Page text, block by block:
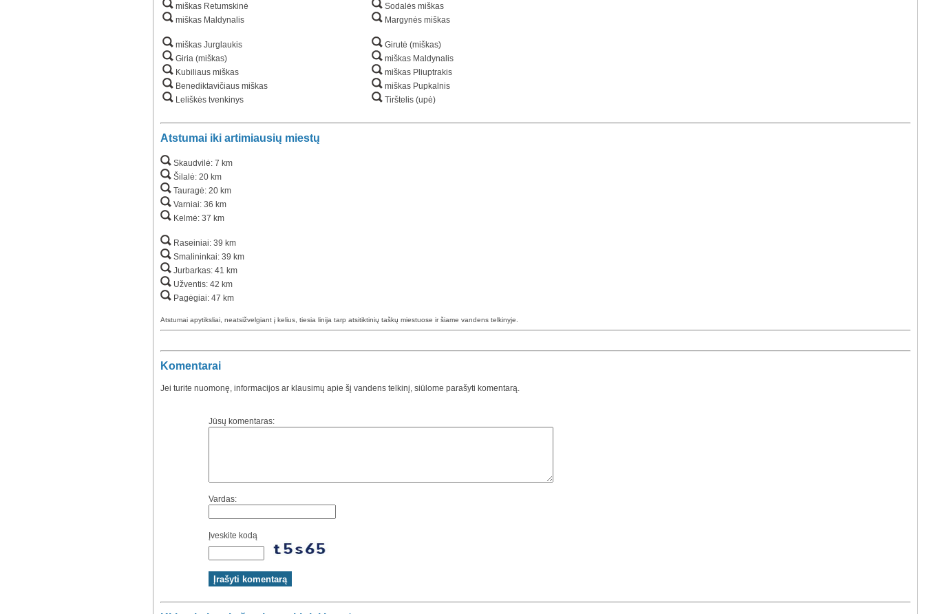
miškas Retumskinė
miškas Maldynalis
miškas Jurglaukis
Giria (miškas)
Kubiliaus miškas
Benediktavičiaus miškas
Leliškės tvenkinys
Sodalės miškas
Margynės miškas
Girutė (miškas)
miškas Maldynalis
miškas Pliuptrakis
miškas Pupkalnis
Tirštelis (upė)
Atstumai iki artimiausių miestų
Skaudvilė: 7 km
Šilalė: 20 km
Tauragė: 20 km
Varniai: 36 km
Kelmė: 37 km
Raseiniai: 39 km
Smalininkai: 39 km
Jurbarkas: 41 km
Užventis: 42 km
Pagėgiai: 47 km
Atstumai apytiksliai, neatsižvelgiant į kelius, tiesia linija tarp atsitiktinių taškų miestuose ir šiame vandens telkinyje.
Komentarai
Jei turite nuomonę, informacijos ar klausimų apie šį vandens telkinį, siūlome parašyti komentarą.
Jūsų komentaras:
Vardas:
Įveskite kodą